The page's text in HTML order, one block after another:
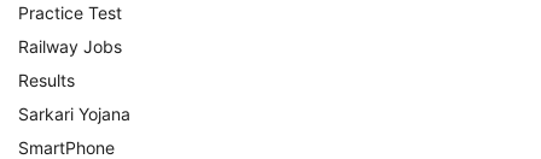
Practice Test
Railway Jobs
Results
Sarkari Yojana
SmartPhone